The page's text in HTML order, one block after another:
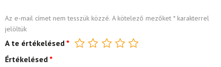
Az e-mail címet nem tesszük közzé. A kötelező mezőket *karakterrel
jelöltük
A te értékelésed *
Értékelésed *